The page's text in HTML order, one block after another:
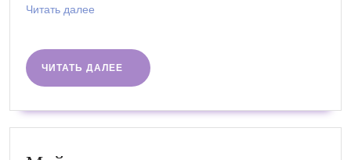
Читать далее
ЧИТАТЬ ДАЛЕЕ
ЧИТАТЬ
ДАЛЕЕ